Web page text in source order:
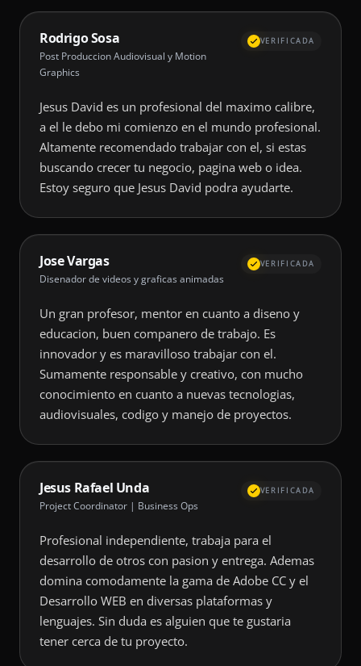
Rodrigo Sosa
Post Produccion Audiovisual y Motion
Graphics
VERIFICADA
Jesus David es un profesional del maximo calibre,
a el le debo mi comienzo en el mundo profesional.
Altamente recomendado trabajar con el, si estas
buscando crecer tu negocio, pagina web o idea.
Estoy seguro que Jesus David podra ayudarte.
Jose Vargas
Disenador de videos y graficas animadas
VERIFICADA
Un gran profesor, mentor en cuanto a diseno y
educacion, buen companero de trabajo. Es
innovador y es maravilloso trabajar con el.
Sumamente responsable y creativo, con mucho
conocimiento en cuanto a nuevas tecnologias,
audiovisuales, codigo y manejo de proyectos.
Jesus Rafael Unda
Project Coordinator | Business Ops
VERIFICADA
Profesional independiente, trabaja para el
desarrollo de otros con pasion y entrega. Ademas
domina comodamente la gama de Adobe CC y el
Desarrollo WEB en diversas plataformas y
lenguajes. Sin duda es alguien que te gustaria
tener cerca de tu proyecto.